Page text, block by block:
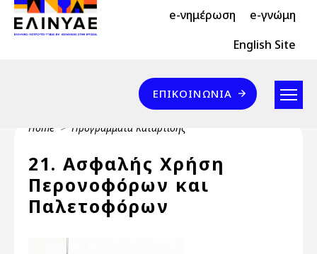
Skip to main content
Header Top 2 e-νημέρωση e-γνώμη
Header Top English Site
Επικοινωνία
ΕΠΙΚΟΙΝΩΝΊΑ
Breadcrumb
Home Προγράμματα Κατάρτισης
21. Ασφαλής Χρήση
Περονοφόρων και
Παλετοφόρων